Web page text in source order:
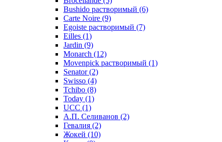
Bushido растворимый (6)
Carte Noire (9)
Egoiste растворимый (7)
Eilles (1)
Jardin (9)
Monarch (12)
Movenpick растворимый (1)
Senator(2)
Swisso (4)
Tchibo (8)
Today (1)
UCC (1)
А.П. Селиванов (2)
Гевалия (2)
Жокей (10)